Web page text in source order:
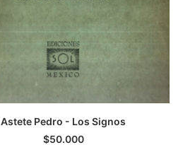
LEER MÁS
Astete Pedro - Los Signos
$50.000